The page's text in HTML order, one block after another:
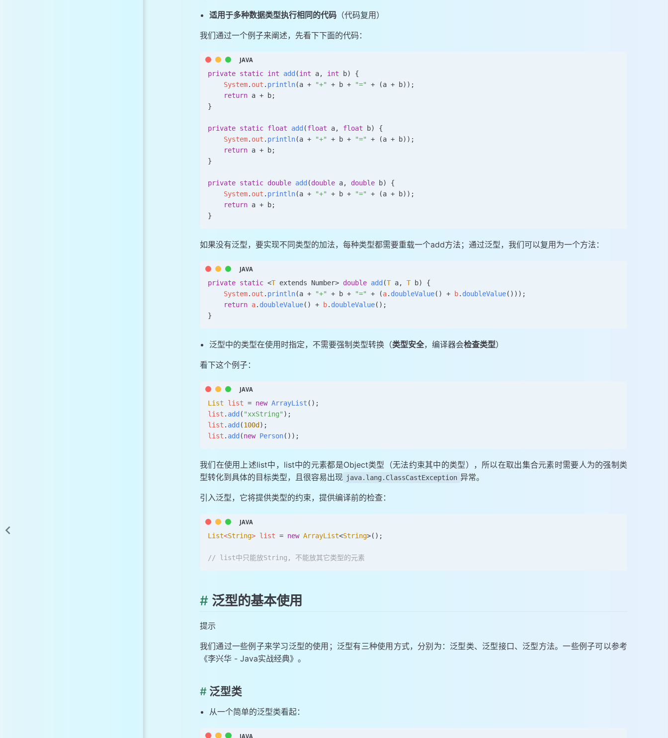
适用于多种数据类型执行相同的代码 （代码复用）
我们通过一个例子来阐述，先看下下面的代码：
private static int add (int a, int b) {
    System
. out . println(a + "+" + b + "=" + (a + b));
    return
a + b;
}
private static float add (float a, float b) {
    System
. out . println(a + "+" + b + "=" + (a + b));
    return
a + b;
}
private static double add (double a, double b) {
    System
. out . println(a + "+" + b + "=" + (a + b));
    return
a + b;
}
如果没有泛型，要实现不同类型的加法，每种类型都需要重载一个add方法；通过泛型，我们可以复用为一个方法：
private static <T extends Number> double add (T a, T b) {
    System
. out . println(a + "+" + b + "=" + (a. doubleValue() + b. doubleValue()));
    return
a. doubleValue() + b. doubleValue();
}
泛型中的类型在使用时指定，不需要强制类型转换（类型安全，编译器会检查类型）
看下这个例子：
List list = new ArrayList () ;
list . add ( "xxString" );
list . add (100d );
list . add (new Person());
我们在使用上述list中，list中的元素都是Object类型（无法约束其中的类型），所以在取出集合元素时需要人为的强制类
型转化到具体的目标类型，且很容易出现 java.lang.ClassCastException 异常。
引入泛型，它将提供类型的约束，提供编译前的检查：
List<String> list = new ArrayList<String>() ;
// list中只能放String, 不能放其它类型的元素
# 泛型的基本使用
提示
我们通过一些例子来学习泛型的使用；泛型有三种使用方式，分别为：泛型类、泛型接口、泛型方法。一些例子可以参考
《李兴华 - Java实战经典》。
# 泛型类
从一个简单的泛型类看起：